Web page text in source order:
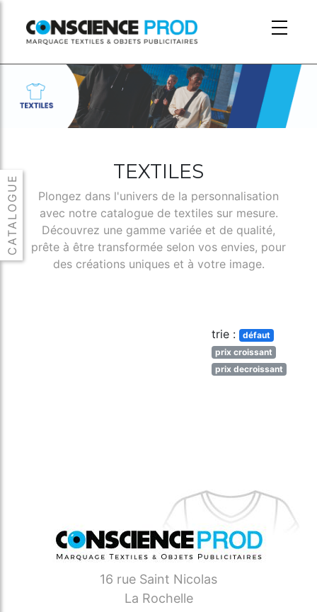
TEXTILES
Plongez dans l'univers de la personnalisation
avec notre catalogue de textiles sur mesure.
Découvrez une gamme variée et de qualité,
prête à être transformée selon vos envies, pour
des créations uniques et à votre image.
trie : défaut
prix croissant
prix decroissant
16 rue Saint Nicolas
La Rochelle